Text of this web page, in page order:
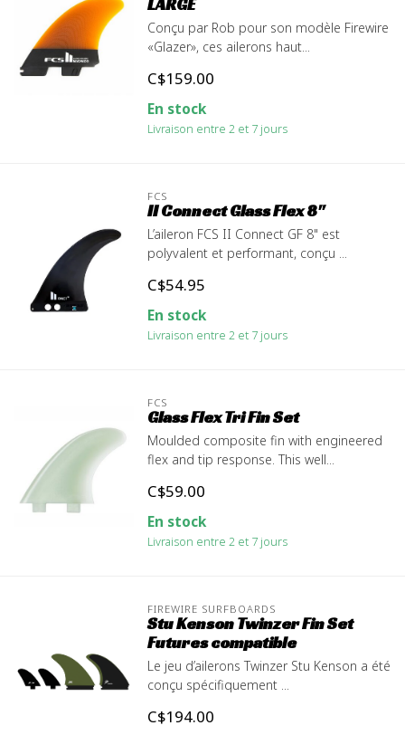
Conçu par Rob pour son modèle Firewire
«Glazer», ces ailerons haut...
C$159.00
En stock
Livraison entre 2 et 7 jours
FCS
II Connect Glass Flex 8''
L’aileron FCS II Connect GF 8" est
polyvalent et performant, conçu ...
C$54.95
En stock
Livraison entre 2 et 7 jours
FCS
Glass Flex Tri Fin Set
Moulded composite fin with engineered
flex and tip response. This well...
C$59.00
En stock
Livraison entre 2 et 7 jours
FIREWIRE SURFBOARDS
Stu Kenson Twinzer Fin Set
Futures compatible
Le jeu d’ailerons Twinzer Stu Kenson a été
conçu spécifiquement ...
C$194.00